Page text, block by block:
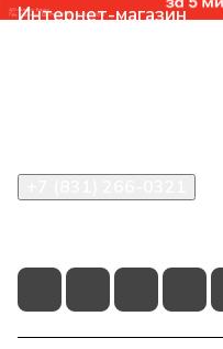
Интернет-магазин